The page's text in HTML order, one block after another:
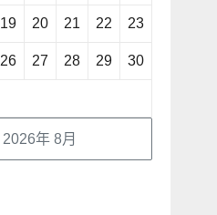
2026年 8月
19 20 21 22 23
26 27 28 29 30